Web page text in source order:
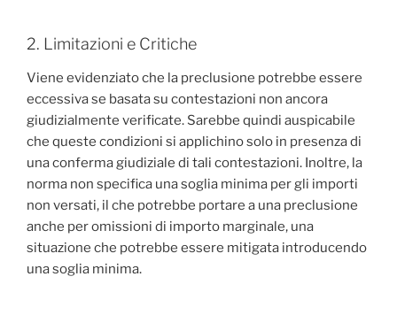
2. Limitazioni e Critiche
Viene evidenziato che la preclusione potrebbe essere
eccessiva se basata su contestazioni non ancora
giudizialmente verificate. Sarebbe quindi auspicabile
che queste condizioni si applichino solo in presenza di
una conferma giudiziale di tali contestazioni. Inoltre, la
norma non specifica una soglia minima per gli importi
non versati, il che potrebbe portare a una preclusione
anche per omissioni di importo marginale, una
situazione che potrebbe essere mitigata introducendo
una soglia minima.